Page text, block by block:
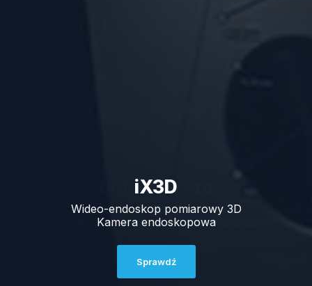
iX3D
Wideo-endoskop pomiarowy 3D
Kamera endoskopowa
Sprawdź
Beta 250 Pro
Przecinarka automatyczna
Automatyczna przecinarka metalograficzna
Sprawdź
Sprawdź
Sprawdź